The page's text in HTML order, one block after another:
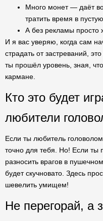
Много монет — даёт
тратить время в пустую.
А без рекламы просто
И я вас уверяю, когда сам
страдать от застреваний,
ты прошёл уровень, зная,
кармане.
Кто это будет
любители
Если ты любитель
точно для тебя. Но! Если ты
разносить врагов в
будет скучновато. Здесь
шевелить умищем!
Не перегорай, а